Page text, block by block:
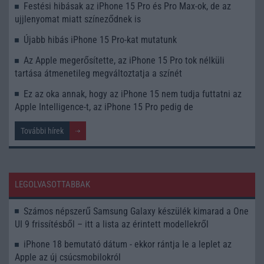
Festési hibásak az iPhone 15 Pro és Pro Max-ok, de az
ujjlenyomat miatt színeződnek is
Újabb hibás iPhone 15 Pro-kat mutatunk
Az Apple megerősítette, az iPhone 15 Pro tok nélküli
tartása átmenetileg megváltoztatja a színét
Ez az oka annak, hogy az iPhone 15 nem tudja futtatni az
Apple Intelligence-t, az iPhone 15 Pro pedig de
További hírek
LEGOLVASOTTABBAK
Számos népszerű Samsung Galaxy készülék kimarad a One
UI 9 frissítésből – itt a lista az érintett modellekről
iPhone 18 bemutató dátum - ekkor rántja le a leplet az
Apple az új csúcsmobilokról